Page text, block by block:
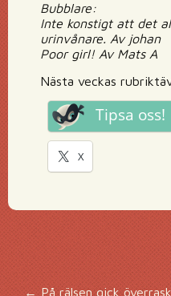
Bubblare:
Inte konstigt att det
urinvånare. Av johan
Poor girl! Av Mats A
Nästa veckas
Tipsa oss!
X
←På rälsen gick